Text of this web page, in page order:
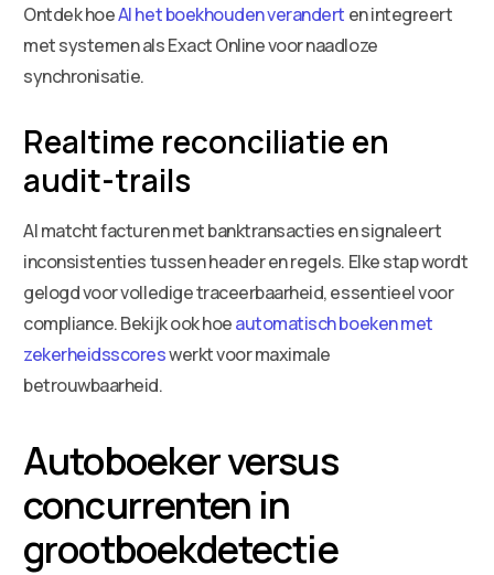
Ontdek hoeAI het boekhouden verandert en integreert
met systemen als Exact Online voor naadloze
synchronisatie.
Realtime reconciliatie en
audit-trails
AI matcht facturen met banktransacties en signaleert
inconsistenties tussen header en regels. Elke stap wordt
gelogd voor volledige traceerbaarheid, essentieel voor
compliance. Bekijk ook hoeautomatisch boeken met
zekerheidsscoreswerkt voor maximale
betrouwbaarheid.
Autoboeker versus
concurrenten in
grootboekdetectie